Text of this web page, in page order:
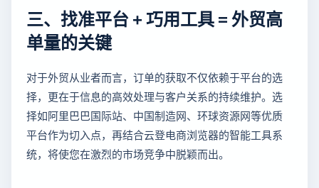
三、找准平台 + 巧用工具 = 外贸高
单量的关键
对于外贸从业者而言，订单的获取不仅依赖于平台的选
择，更在于信息的高效处理与客户关系的持续维护。选
择如阿里巴巴国际站、中国制造网、环球资源网等优质
平台作为切入点，再结合云登电商浏览器的智能工具系
统，将使您在激烈的市场竞争中脱颖而出。